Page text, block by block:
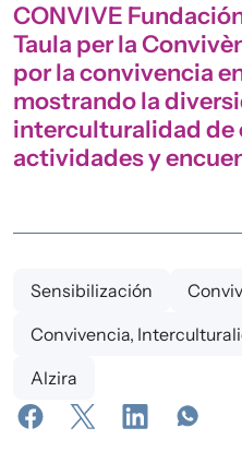
CONVIVE
Taula per la
por la convivencia
mostrando la
interculturalidad de
actividades y
Sensibilización
Convivencia,
Alzira